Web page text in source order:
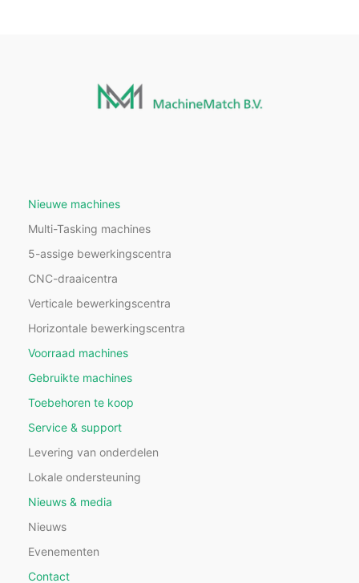
Nieuwe machines
Multi-Tasking machines
5-assige bewerkingscentra
CNC-draaicentra
Verticale bewerkingscentra
Horizontale bewerkingscentra
Voorraad machines
Gebruikte machines
Toebehoren te koop
Service & support
Levering van onderdelen
Lokale ondersteuning
Nieuws & media
Nieuws
Evenementen
Contact